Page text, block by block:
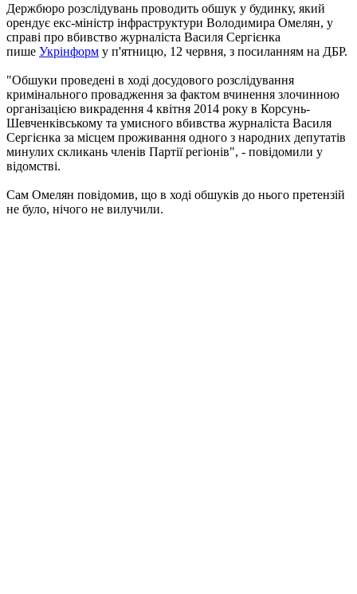
Держбюро розслідувань проводить обшук у будинку, який
орендує екс-міністр інфраструктури Володимира Омелян, у
справі про вбивство журналіста Василя Сергієнка
пише Укрінформ у п'ятницю, 12 червня, з посиланням на ДБР.
"Обшуки проведені в ході досудового розслідування
кримінального провадження за фактом вчинення злочинною
організацією викрадення 4 квітня 2014 року в Корсунь-
Шевченківському та умисного вбивства журналіста Василя
Сергієнка за місцем проживання одного з народних депутатів
минулих скликань членів Партії регіонів", - повідомили у
відомстві.
Сам Омелян повідомив, що в ході обшуків до нього претензій
не було, нічого не вилучили.